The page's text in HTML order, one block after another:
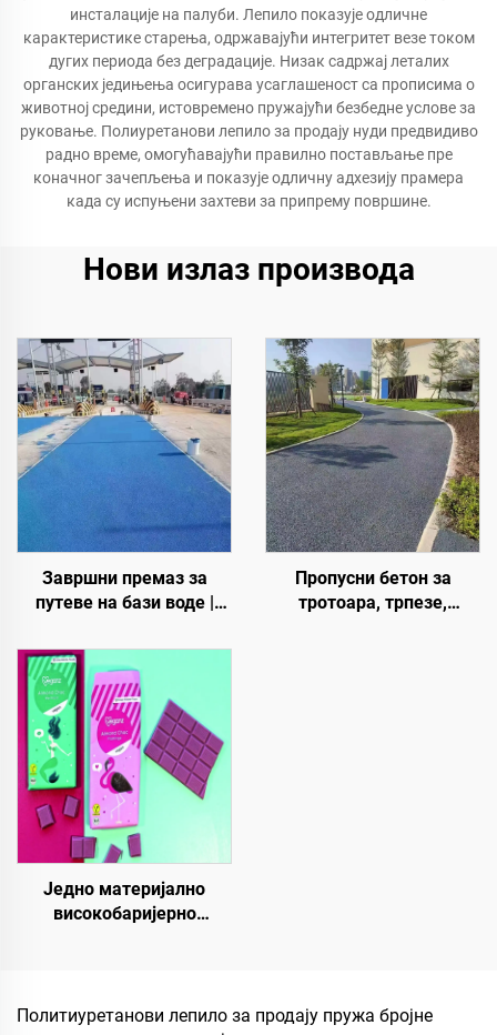
инсталације на палуби. Лепило показује одличне
карактеристике старења, одржавајући интегритет везе током
дугих периода без деградације. Низак садржај леталих
органских једињења осигурава усаглашеност са прописима о
животној средини, истовремено пружајући безбедне услове за
руковање. Полиуретанови лепило за продају нуди предвидиво
радно време, омогућавајући правилно постављање пре
коначног зачепљења и показује одличну адхезију прамера
када су испуњени захтеви за припрему површине.
Нови излаз производа
Завршни премаз за
путеве на бази воде |
промену боје за
унутрашње и спољашње
коловозе
Пропусни бетон за
тротоара, трпезе,
Једно материјално
високобаријерно
као што су чај, кафа,
Политиуретанови лепило за продају пружа бројне